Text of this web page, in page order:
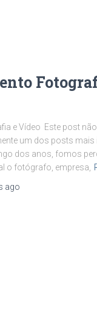
e Vídeo Este post
um dos posts
dos anos, fomos
o fotógrafo, empresa,
ago